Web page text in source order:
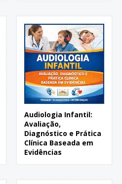
Audiologia Infantil:
Avaliação,
Diagnóstico e Prática
Clínica Baseada em
Evidências